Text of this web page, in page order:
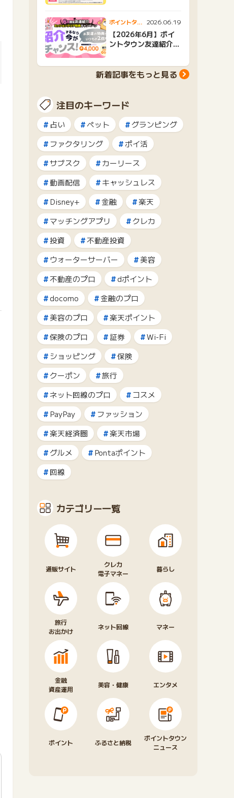
ポイントタウ
ンニュース
2026.06.19
【2026年6月】ポイ
ントタウン友達紹介キ
新着記事をもっと見る
注目のキーワード
占い ペット
グランピング
ファクタリング
ポイ活
サブスク
カーリース
動画配信
キャッシュレス
Disney+
金融
楽天
マッチングアプリ
クレカ
投資
不動産投資
ウォーターサーバー
美容
不動産のプロ
dポイント
docomo
金融のプロ
美容のプロ
楽天ポイント
保険のプロ
証券
Wi-Fi
ショッピング
保険
クーポン
旅行
ネット回線のプロ
コスメ
PayPay
ファッション
楽天経済圏
楽天市場
グルメ
Pontaポイント
回線
カテゴリー一覧
通販サイト
クレカ
電子マネー
暮らし
旅行
お出かけ
ネット回線 マネー
金融
資産運用
美容・健康 エンタメ
ポイント ふるさと納税
ポイントタウン
ニュース